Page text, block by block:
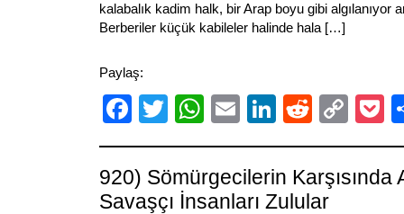
kalabalık kadim halk, bir Arap boyu gibi algılanıyor
Berberiler küçük kabileler halinde hala […]
Paylaş:
Facebook
TwitterWhatsApp
EmailLinkedIn
Reddit
Link
920) Sömürgecilerin Karşısında
Savaşçı İnsanları Zulular